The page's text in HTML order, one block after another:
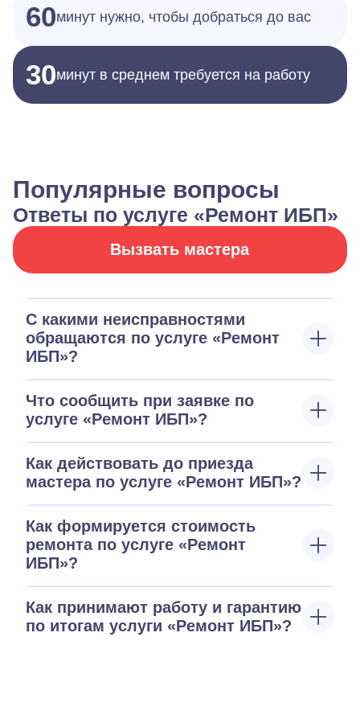
60минут нужно, чтобы добраться до вас
30минут в среднем требуется на работу
Популярные вопросы
Ответы по услуге «Ремонт ИБП»
Вызвать мастера
С какими неисправностями
обращаются по услуге «Ремонт
ИБП»?
Что сообщить при заявке по
услуге «Ремонт ИБП»?
Как действовать до приезда
мастера по услуге «Ремонт ИБП»?
Как формируется стоимость
ремонта по услуге «Ремонт
ИБП»?
Как принимают работу и гарантию
по итогам услуги «Ремонт ИБП»?